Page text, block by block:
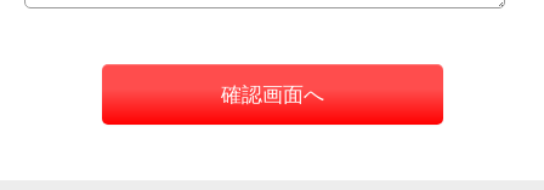
確認画面へ